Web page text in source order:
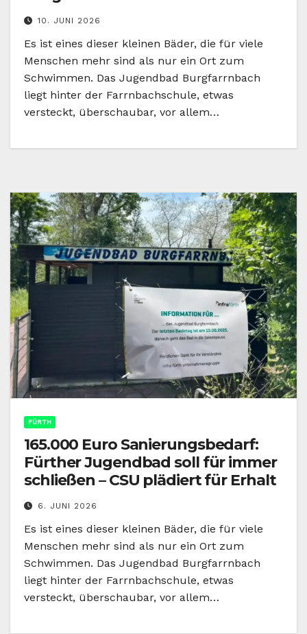
10. JUNI 2026
Es ist eines dieser kleinen Bäder, die für viele
Menschen mehr sind als nur ein Ort zum
Schwimmen. Das Jugendbad Burgfarrnbach
liegt hinter der Farrnbachschule, etwas
versteckt, überschaubar, vor allem…
FÜRTH
165.000 Euro Sanierungsbedarf:
Fürther Jugendbad soll für immer
schließen – CSU plädiert für Erhalt
6. JUNI 2026
Es ist eines dieser kleinen Bäder, die für viele
Menschen mehr sind als nur ein Ort zum
Schwimmen. Das Jugendbad Burgfarrnbach
liegt hinter der Farrnbachschule, etwas
versteckt, überschaubar, vor allem…